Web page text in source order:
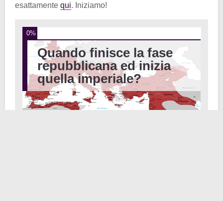
esattamente qui. Iniziamo!
0%
Quando finisce la fase
repubblicana ed inizia
quella imperiale?